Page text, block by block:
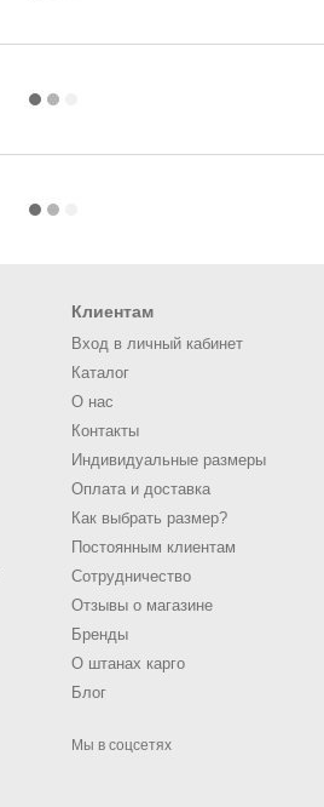
Клиентам
Вход в личный кабинет
Каталог
О нас
Контакты
Индивидуальные размеры
Оплата и доставка
Как выбрать размер?
Постоянным клиентам
Сотрудничество
Отзывы о магазине
Бренды
О штанах карго
Блог
Мы в соцсетях